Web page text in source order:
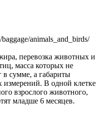
animals_and_birds/
перевозка животных и
масса которых не
в сумме, а габариты
измерений. В одной клетке
взрослого животного,
младше 6 месяцев.